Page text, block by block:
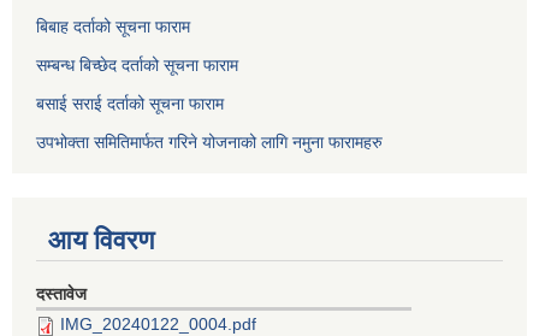
बिबाह दर्ताको सूचना फाराम
सम्बन्ध बिच्छेद दर्ताको सूचना फाराम
बसाई सराई दर्ताको सूचना फाराम
उपभोक्ता समितिमार्फत गरिने योजनाको लागि नमुना फारामहरु
आय विवरण
दस्तावेज
IMG_20240122_0004.pdf